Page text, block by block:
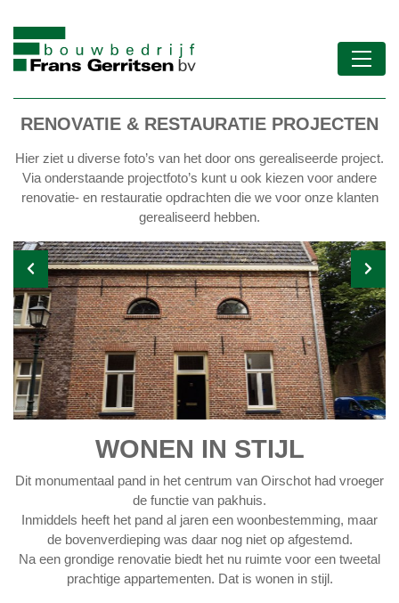
RENOVATIE & RESTAURATIE PROJECTEN
Hier ziet u diverse foto’s van het door ons gerealiseerde project.
Via onderstaande projectfoto’s kunt u ook kiezen voor andere
renovatie- en restauratie opdrachten die we voor onze klanten
gerealiseerd hebben.
WONEN IN STIJL
Dit monumentaal pand in het centrum van Oirschot had vroeger
de functie van pakhuis.
Inmiddels heeft het pand al jaren een woonbestemming, maar
de bovenverdieping was daar nog niet op afgestemd.
Na een grondige renovatie biedt het nu ruimte voor een tweetal
prachtige appartementen. Dat is wonen in stijl.